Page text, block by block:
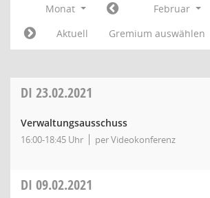
Monat Februar
Aktuell
Gremium auswählen
DI 23.02.2021
Verwaltungsausschuss
16:00-18:45 Uhr per Videokonferenz
DI 09.02.2021